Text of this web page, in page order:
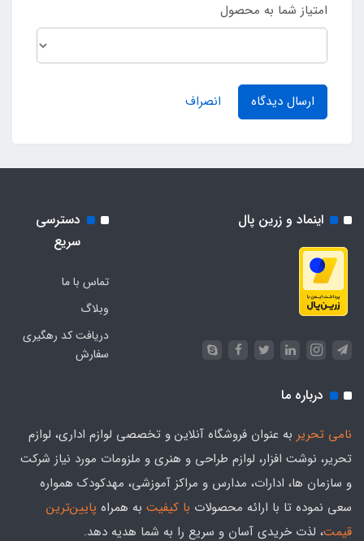
امتیاز شما به محصول
ارسال دیدگاه انصراف
اینماد و زرین پال
دسترسی
سریع
تماس با ما
وبلاگ
دریافت کد رهگیری
سفارش
درباره ما
نامی تحریر به عنوان فروشگاه آنلاین و تخصصی لوازم اداری، لوازم
تحریر، نوشت افزار، لوازم طراحی و هنری و ملزومات مورد نیاز شرکت
و سازمان ها، ادارات، مدارس و مراکز آموزشی، مهدکودک همواره
سعی نموده تا با ارائه محصولات با کیفیت به همراه پایین‌ترین
قیمت، لذت خریدی آسان و سریع را به شما هدیه‌ دهد.